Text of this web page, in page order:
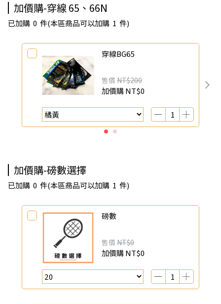
加價購-穿線 65、66N
已加購 0 件(本區商品可以加購 1 件)
穿線BG65
售價 NT$200
加價購NT$0
加價購-磅數選擇
已加購 0 件(本區商品可以加購 1 件)
磅數
售價 NT$0
加價購NT$0